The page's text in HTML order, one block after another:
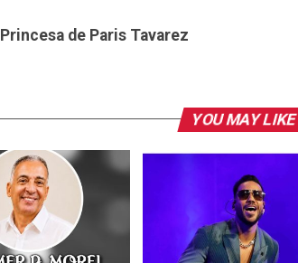
Princesa de Paris Tavarez
YOU MAY LIKE